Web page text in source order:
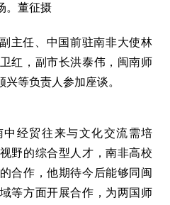
。董征摄
任、中国前驻南非大使林
红，副市长洪泰伟，闽南师
等负责人参加座谈。
经贸往来与文化交流需培
野的综合型人才，南非高校
合作，他期待今后能够同闽
等方面开展合作，为两国师